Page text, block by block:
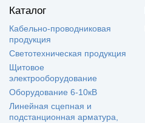
Каталог
Кабельно-проводниковая
продукция
Светотехническая продукция
Щитовое
электрооборудование
Оборудование 6-10кВ
Линейная сцепная и
подстанционная арматура,